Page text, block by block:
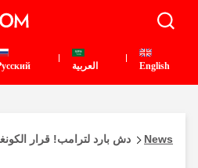
English العربية Pусский
News دش بارد لترامب! قرار